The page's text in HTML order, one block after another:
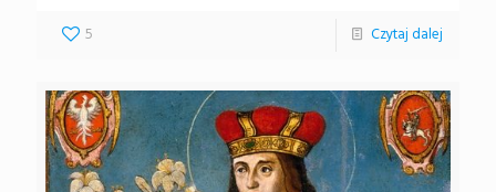
5 Czytaj dalej